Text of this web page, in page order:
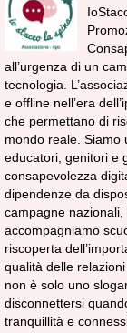
all’urgenza di un
tecnologia.
e offline nell’era
che permettano di
mondo reale. Siamo
educatori, genitori e
consapevolezza
dipendenze da
campagne
accompagniamo
riscoperta
qualità delle
non è solo uno
disconnettersi
tranquillità e